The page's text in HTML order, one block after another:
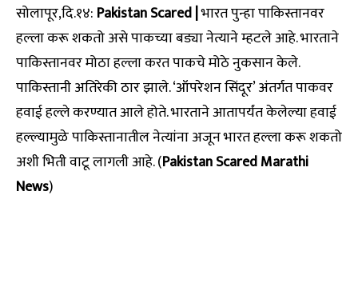
सोलापूर,दि.१४: Pakistan Scared |भारत पुन्हा पाकिस्तानवर
हल्ला करू शकतो असे पाकच्या बड्या नेत्याने म्हटले आहे. भारताने
पाकिस्तानवर मोठा हल्ला करत पाकचे मोठे नुकसान केले.
पाकिस्तानी अतिरेकी ठार झाले. ‘ऑपरेशन सिंदूर’ अंतर्गत पाकवर
हवाई हल्ले करण्यात आले होते. भारताने आतापर्यंत केलेल्या हवाई
हल्ल्यामुळे पाकिस्तानातील नेत्यांना अजून भारत हल्ला करू शकतो
अशी भिती वाटू लागली आहे. (Pakistan Scared Marathi
News)